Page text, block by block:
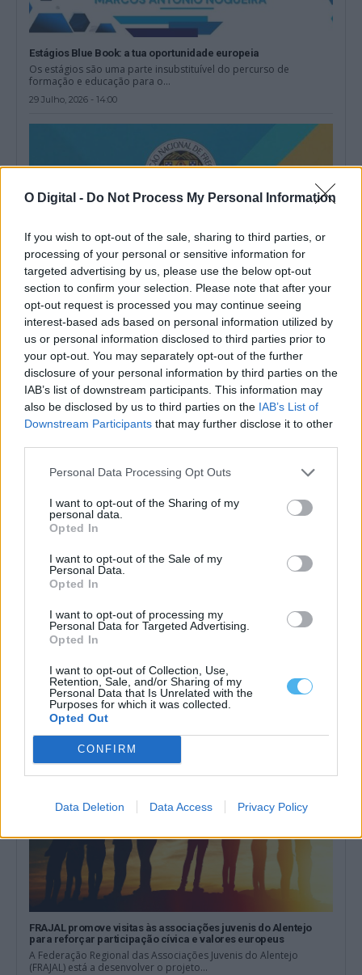
O Digital - Do Not Process My Personal Information
If you wish to opt-out of the sale, sharing to third parties, or
processing of your personal or sensitive information for
targeted advertising by us, please use the below opt-out
section to confirm your selection. Please note that after your
opt-out request is processed you may continue seeing
interest-based ads based on personal information utilized by
us or personal information disclosed to third parties prior to
your opt-out. You may separately opt-out of the further
disclosure of your personal information by third parties on the
IAB’s list of downstream participants. This information may
also be disclosed by us to third parties on the IAB’s List of
Downstream Participants that may further disclose it to other
Personal Data Processing Opt Outs
I want to opt-out of the Sharing of my
personal data.
Opted In
I want to opt-out of the Sale of my
Personal Data.
Opted In
I want to opt-out of processing my
Personal Data for Targeted Advertising.
Opted In
I want to opt-out of Collection, Use,
Retention, Sale, and/or Sharing of my
Personal Data that Is Unrelated with the
Purposes for which it was collected.
Opted Out
CONFIRM
Data Deletion Data Access Privacy Policy
Estágios Blue Book: a tua oportunidade europeia
Os estágios são uma parte insubstituível do percurso de
formação e educação para o...
29 Julho, 2026 - 14:00
ANAFRE promove bootcamp para jovens ligados às freguesias
em Vila Nova de Milfontes
A Associação Nacional de Freguesias (ANAFRE) vai promover,
entre 11 e 13 de setembro,...
29 Julho, 2026 - 12:00
Fundação Eugénio de Almeida procura jovens para projetos de
voluntariado na Alemanha
jovens interessados em participar...
20 Julho, 2026 - 09:54
FRAJAL promove visitas às associações juvenis do Alentejo
para reforçar participação cívica e valores europeus
A Federação Regional das Associações Juvenis do Alentejo
(FRAJAL) está a desenvolver o projeto...